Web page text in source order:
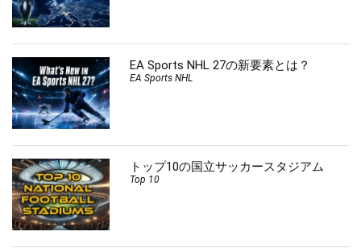
EA Sports NHL 27の新要素とは？
EA Sports NHL
トップ10の国立サッカースタジアム
Top 10